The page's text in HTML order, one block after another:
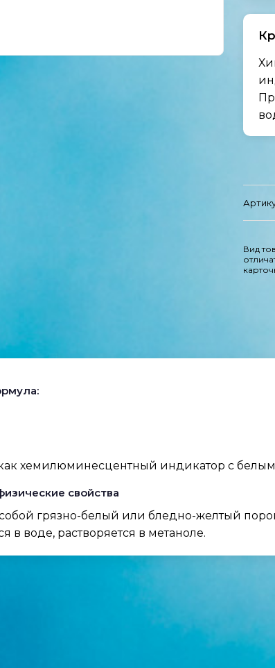
Вид
хемилюминесцентный индикатор с
свойства
собой грязно-белый или бледно-желтый
в воде, растворяется в метаноле.